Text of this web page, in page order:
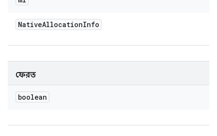
NativeAllocationInfo
ফেরত
boolean